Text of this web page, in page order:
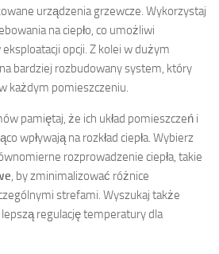
urządzenia grzewcze. Wykorzystaj
na ciepło, co umożliwi
opcji. Z kolei w dużym
bardziej rozbudowany system, który
każdym pomieszczeniu.
pamiętaj, że ich układ pomieszczeń i
wpływają na rozkład ciepła. Wybierz
rozprowadzenie ciepła, takie
, by zminimalizować różnice
strefami. Wyszukaj także
regulację temperatury dla